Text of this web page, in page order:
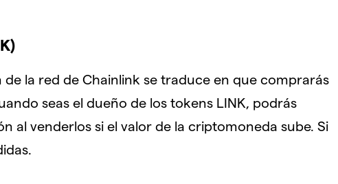
la red de Chainlink se traduce en que comprarás
seas el dueño de los tokens LINK, podrás
al venderlos si el valor de la criptomoneda sube. Si